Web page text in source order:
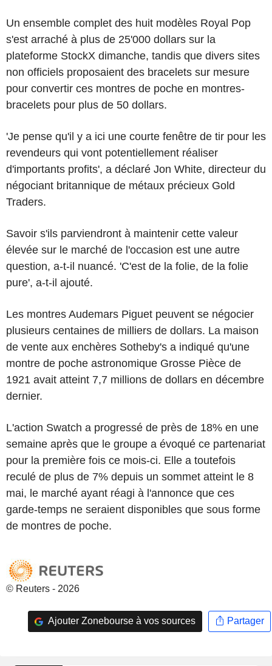
Un ensemble complet des huit modèles Royal Pop
s'est arraché à plus de 25'000 dollars sur la
plateforme StockX dimanche, tandis que divers sites
non officiels proposaient des bracelets sur mesure
pour convertir ces montres de poche en montres-
bracelets pour plus de 50 dollars.
'Je pense qu'il y a ici une courte fenêtre de tir pour les
revendeurs qui vont potentiellement réaliser
d'importants profits', a déclaré Jon White, directeur du
négociant britannique de métaux précieux Gold
Traders.
Savoir s'ils parviendront à maintenir cette valeur
élevée sur le marché de l'occasion est une autre
question, a-t-il nuancé. 'C'est de la folie, de la folie
pure', a-t-il ajouté.
Les montres Audemars Piguet peuvent se négocier
plusieurs centaines de milliers de dollars. La maison
de vente aux enchères Sotheby's a indiqué qu'une
montre de poche astronomique Grosse Pièce de
1921 avait atteint 7,7 millions de dollars en décembre
dernier.
L'action Swatch a progressé de près de 18% en une
semaine après que le groupe a évoqué ce partenariat
pour la première fois ce mois-ci. Elle a toutefois
reculé de plus de 7% depuis un sommet atteint le 8
mai, le marché ayant réagi à l'annonce que ces
garde-temps ne seraient disponibles que sous forme
de montres de poche.
© Reuters - 2026
Ajouter Zonebourse à vos sources Partager